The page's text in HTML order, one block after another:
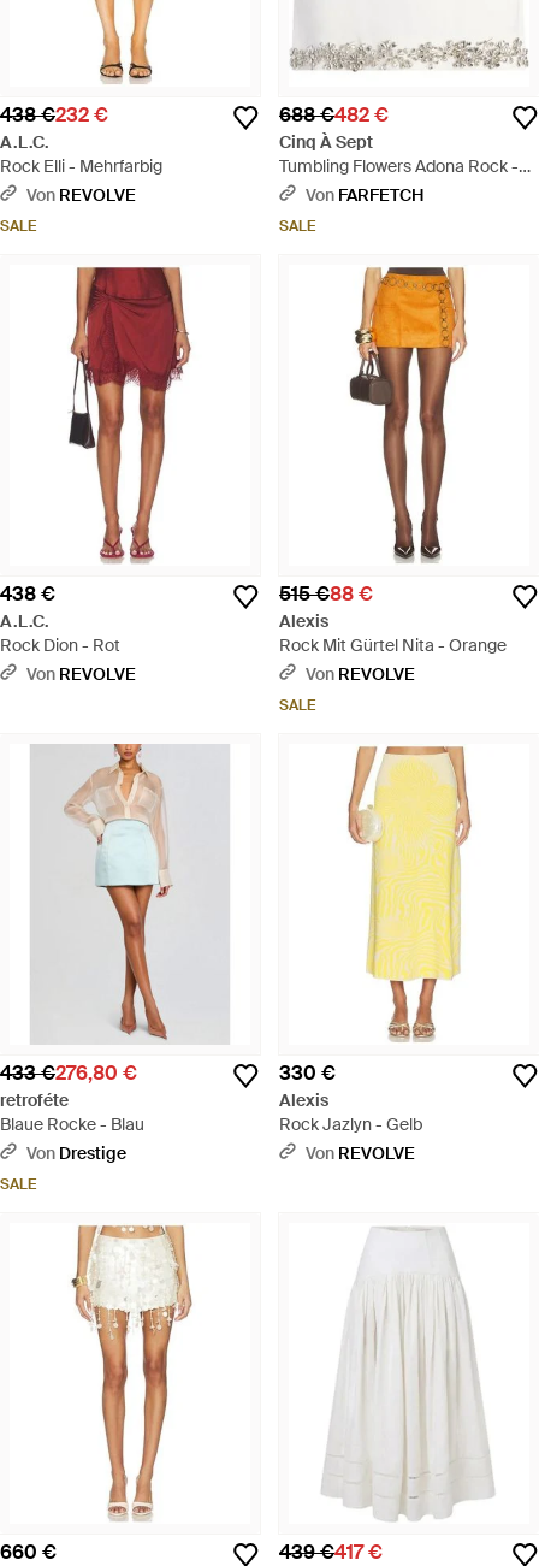
438 €232 €
A.L.C.
Rock Elli - Mehrfarbig
Von REVOLVE
SALE
688 €482 €
Cinq À Sept
Tumbling Flowers Adona Rock -
WeißVon FARFETCH
SALE
438 €
A.L.C.
Rock Dion - Rot
Von REVOLVE
515 €88 €
Alexis
Rock Mit Gürtel Nita - Orange
Von REVOLVE
SALE
433 €276,80 €
retroféte
Blaue Rocke - Blau
Von Drestige
SALE
330 €
Alexis
Rock Jazlyn - Gelb
Von REVOLVE
660 € 439 €417 €